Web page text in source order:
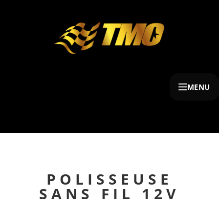
MENU
POLISSEUSE
SANS FIL 12V